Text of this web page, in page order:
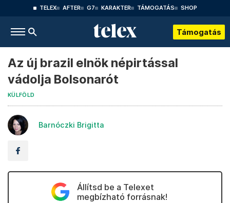
TELEX AFTER G7 KARAKTER TÁMOGATÁS SHOP
Támogatás
Az új brazil elnök népirtással
vádolja Bolsonarót
KÜLFÖLD
Barnóczki Brigitta
Állítsd be a Telexet
megbízható forrásnak!